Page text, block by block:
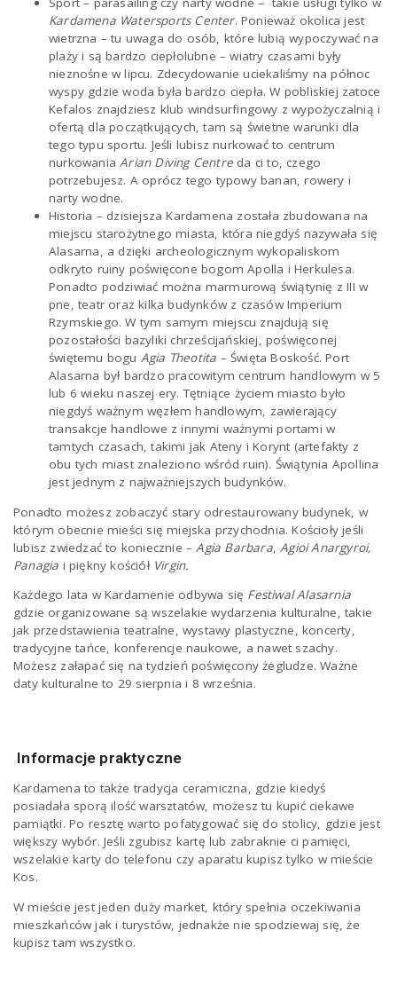
Kardamena Watersports Center. Ponieważ okolica jest
wietrzna – tu uwaga do osób, które lubią wypoczywać na
plaży i są bardzo ciepłolubne – wiatry czasami były
nieznośne w lipcu. Zdecydowanie uciekaliśmy na północ
wyspy gdzie woda była bardzo ciepła. W pobliskiej zatoce
Kefalos znajdziesz klub windsurfingowy z wypożyczalnią i
ofertą dla początkujących, tam są świetne warunki dla
tego typu sportu. Jeśli lubisz nurkować to centrum
nurkowaniaArian Diving Centre da ci to, czego
potrzebujesz. A oprócz tego typowy banan, rowery i
narty wodne.
Historia – dzisiejsza Kardamena została zbudowana na
miejscu starożytnego miasta, która niegdyś nazywała się
Alasarna, a dzięki archeologicznym wykopaliskom
odkryto ruiny poświęcone bogom Apolla i Herkulesa.
Ponadto podziwiać można marmurową świątynię z III w
pne, teatr oraz kilka budynków z czasów Imperium
Rzymskiego. W tym samym miejscu znajdują się
pozostałości bazyliki chrześcijańskiej, poświęconej
świętemu bogu Agia Theotita – Święta Boskość. Port
Alasarna był bardzo pracowitym centrum handlowym w 5
lub 6 wieku naszej ery. Tętniące życiem miasto było
niegdyś ważnym węzłem handlowym, zawierający
transakcje handlowe z innymi ważnymi portami w
tamtych czasach, takimi jak Ateny i Korynt (artefakty z
obu tych miast znaleziono wśród ruin). Świątynia Apollina
jest jednym z najważniejszych budynków.
Ponadto możesz zobaczyć stary odrestaurowany budynek, w
którym obecnie mieści się miejska przychodnia. Kościoły jeśli
lubisz zwiedzać to koniecznie –Agia Barbara,Agioi Anargyroi,
Panagia i piękny kościół Virgin.
Każdego lata w Kardamenie odbywa się Festiwal Alasarnia
gdzie organizowane są wszelakie wydarzenia kulturalne, takie
jak przedstawienia teatralne, wystawy plastyczne, koncerty,
tradycyjne tańce, konferencje naukowe, a nawet szachy.
Możesz załapać się na tydzień poświęcony żegludze. Ważne
daty kulturalne to 29 sierpnia i 8 września.
Informacje praktyczne
Kardamena to także tradycja ceramiczna, gdzie kiedyś
posiadała sporą ilość warsztatów, możesz tu kupić ciekawe
pamiątki. Po resztę warto pofatygować się do stolicy, gdzie jest
większy wybór. Jeśli zgubisz kartę lub zabraknie ci pamięci,
wszelakie karty do telefonu czy aparatu kupisz tylko w mieście
Kos.
W mieście jest jeden duży market, który spełnia oczekiwania
mieszkańców jak i turystów, jednakże nie spodziewaj się, że
kupisz tam wszystko.